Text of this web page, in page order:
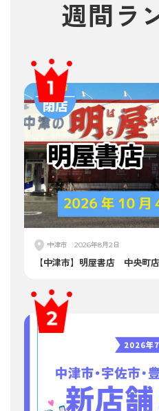
週間 ラ
中津市 2026年8月2日
【中津市】明屋書店 中央